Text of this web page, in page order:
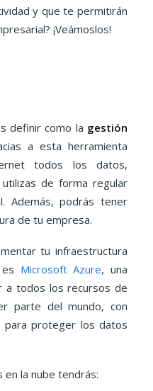
y que te permitirán
¡Veámoslos!
definir como la gestión
a esta herramienta
todos los datos,
de forma regular
Además, podrás tener
de tu empresa.
tu infraestructura
Microsoft Azure, una
a todos los recursos de
parte del mundo, con
para proteger los datos
en la nube tendrás: